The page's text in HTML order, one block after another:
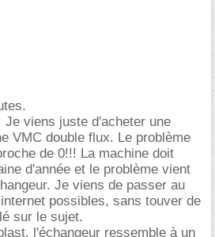
Je viens juste d'acheter une
VMC double flux. Le problème
de 0!!! La machine doit
d'année et le problème vient
Je viens de passer au
possibles, sans touver de
sur le sujet.
l'échangeur ressemble à un